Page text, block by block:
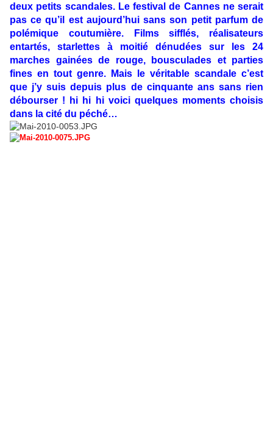
deux petits scandales. Le festival de Cannes ne serait
pas ce qu’il est aujourd’hui sans son petit parfum de
polémique coutumière. Films sifflés, réalisateurs
entartés, starlettes à moitié dénudées sur les 24
marches gainées de rouge, bousculades et parties
fines en tout genre. Mais le véritable scandale c’est
que j’y suis depuis plus de cinquante ans sans rien
débourser ! hi hi hi voici quelques moments choisis
dans la cité du péché…